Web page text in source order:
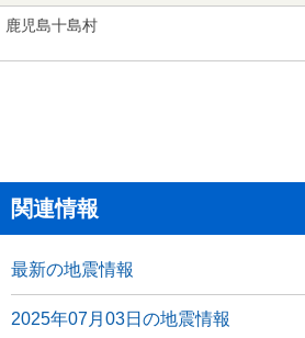
鹿児島十島村
関連情報
最新の地震情報
2025年07月03日の地震情報